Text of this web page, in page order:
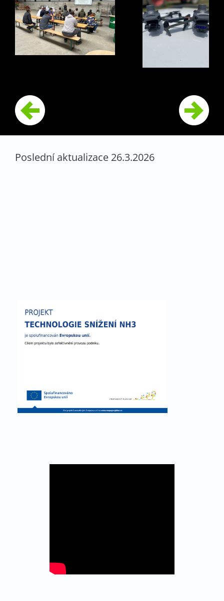
Poslední aktualizace 26.3.2026